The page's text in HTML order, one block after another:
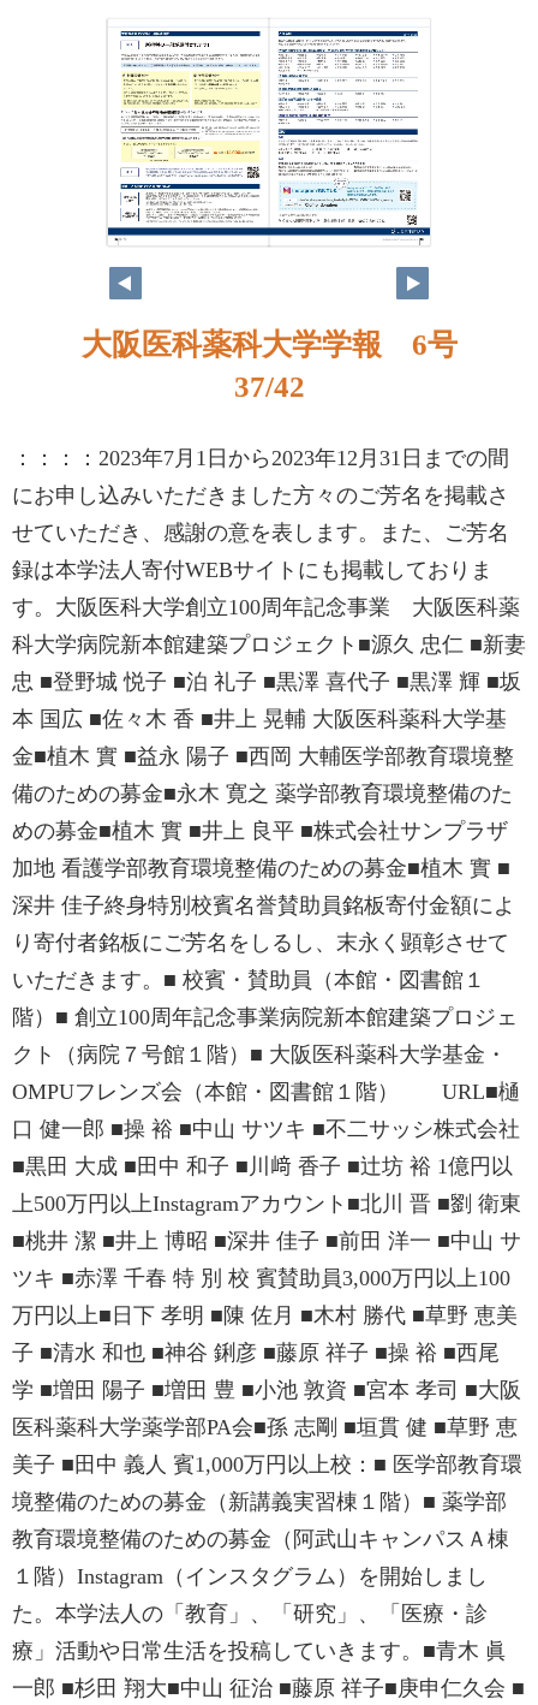
大阪医科薬科大学学報 6号
37/42
：：：：2023年7月1日から2023年12月31日までの間
にお申し込みいただきました方々のご芳名を掲載さ
せていただき、感謝の意を表します。また、ご芳名
録は本学法人寄付WEBサイトにも掲載しておりま
す。大阪医科大学創立100周年記念事業 大阪医科薬
科大学病院新本館建築プロジェクト■源久 忠仁 ■新妻
忠 ■登野城 悦子 ■泊 礼子 ■黒澤 喜代子 ■黒澤 輝 ■坂
本 国広 ■佐々木 香 ■井上 晃輔 大阪医科薬科大学基
金■植木 實 ■益永 陽子 ■西岡 大輔医学部教育環境整
備のための募金■永木 寛之 薬学部教育環境整備のた
めの募金■植木 實 ■井上 良平 ■株式会社サンプラザ
加地 看護学部教育環境整備のための募金■植木 實 ■
深井 佳子終身特別校賓名誉賛助員銘板寄付金額によ
り寄付者銘板にご芳名をしるし、末永く顕彰させて
いただきます。■ 校賓・賛助員（本館・図書館１
階）■ 創立100周年記念事業病院新本館建築プロジェ
クト（病院７号館１階）■ 大阪医科薬科大学基金・
OMPUフレンズ会（本館・図書館１階） URL■樋
口 健一郎 ■操 裕 ■中山 サツキ ■不二サッシ株式会社
■黒田 大成 ■田中 和子 ■川﨑 香子 ■辻坊 裕 1億円以
上500万円以上Instagramアカウント■北川 晋 ■劉 衛東
■桃井 潔 ■井上 博昭 ■深井 佳子 ■前田 洋一 ■中山 サ
ツキ ■赤澤 千春 特 別 校 賓賛助員3,000万円以上100
万円以上■日下 孝明 ■陳 佐月 ■木村 勝代 ■草野 恵美
子 ■清水 和也 ■神谷 鋓彦 ■藤原 祥子 ■操 裕 ■西尾
学 ■増田 陽子 ■増田 豊 ■小池 敦資 ■宮本 孝司 ■大阪
医科薬科大学薬学部PA会■孫 志剛 ■垣貫 健 ■草野 恵
美子 ■田中 義人 賓1,000万円以上校：■ 医学部教育環
境整備のための募金（新講義実習棟１階）■ 薬学部
教育環境整備のための募金（阿武山キャンパスＡ棟
１階）Instagram（インスタグラム）を開始しまし
た。本学法人の「教育」、「研究」、「医療・診
療」活動や日常生活を投稿していきます。■青木 眞
一郎 ■杉田 翔大■中山 征治 ■藤原 祥子■庚申仁久会 ■